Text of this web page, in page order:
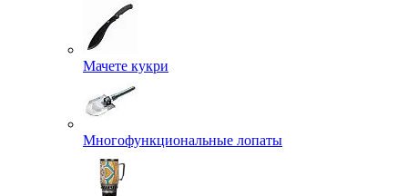
Мачете кукри
Многофункциональные лопаты